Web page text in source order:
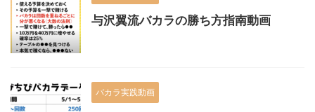
与沢翼流バカラの勝ち方指南動画
バカラ実践動画